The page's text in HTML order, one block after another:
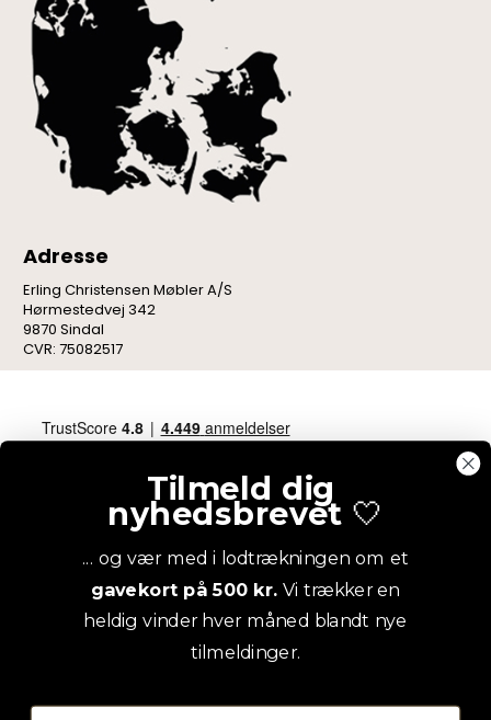
Adresse
Erling Christensen Møbler A/S
Hørmestedvej 342
9870 Sindal
CVR: 75082517
Tilmeld dig
nyhedsbrevet 🤍
... og vær med i lodtrækningen om et
gavekort på 500 kr. Vi trækker en
heldig vinder hver måned blandt nye
tilmeldinger.
Email